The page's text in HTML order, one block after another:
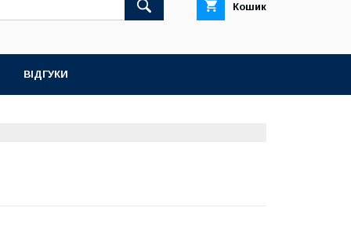
Кошик
ВІДГУКИ